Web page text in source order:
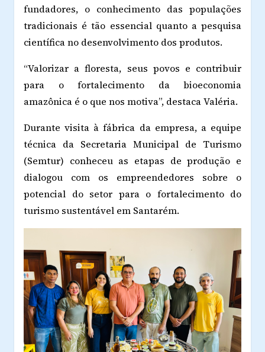
fundadores, o conhecimento das populações
tradicionais é tão essencial quanto a pesquisa
científica no desenvolvimento dos produtos.
“Valorizar a floresta, seus povos e contribuir
para o fortalecimento da bioeconomia
amazônica é o que nos motiva”, destaca Valéria.
Durante visita à fábrica da empresa, a equipe
técnica da Secretaria Municipal de Turismo
(Semtur) conheceu as etapas de produção e
dialogou com os empreendedores sobre o
potencial do setor para o fortalecimento do
turismo sustentável em Santarém.